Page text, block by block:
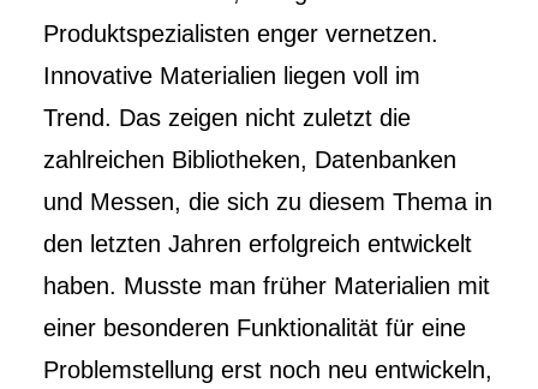
Produktspezialisten enger vernetzen.
Innovative Materialien liegen voll im
Trend. Das zeigen nicht zuletzt die
zahlreichen Bibliotheken, Datenbanken
und Messen, die sich zu diesem Thema in
den letzten Jahren erfolgreich entwickelt
haben. Musste man früher Materialien mit
einer besonderen Funktionalität für eine
Problemstellung erst noch neu entwickeln,